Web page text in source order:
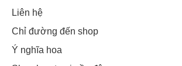
Liên hệ
Chỉ đường đến shop
Ý nghĩa hoa